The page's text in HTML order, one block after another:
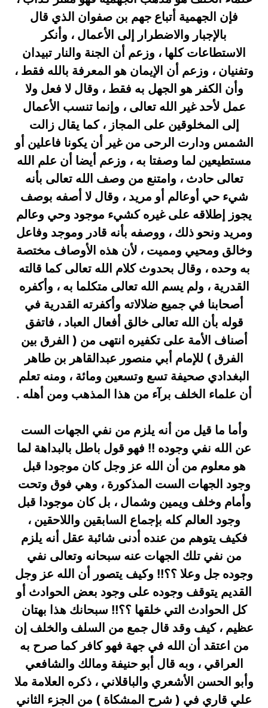
فإن الجهمية أتباع جهم بن صفوان الذي قال
بالإجبار والاضطرار إلى الأعمال ، وأنكر
الاستطاعات كلها ، وزعم أن الجنة والنار تبيدان
وتفنيان ، وزعم أن الإيمان هو المعرفة بالله فقط ،
وأن الكفر هو الجهل به فقط ، وقال لا فعل ولا
عمل لأحد غير الله تعالى ، وإنما تنسب الأعمال
إلى المخلوقين على المجاز ، كما يقال زالت
الشمس ودارت الرحى من غير أن يكونا فاعلين أو
مستطيعين لما وصفتا به ، وزعم أيضا أن علم الله
تعالى حادث ، وامتنع من وصف الله تعالى بأنه
شيء حي أوعالم أو مريد ، وقال لا أصفه بوصف
يجوز إطلاقه على غيره كشيء موجود وحي وعالم
ومريد ونحو ذلك ، ووصفه بأنه قادر وموجد وفاعل
وخالق ومحيي ومميت ، لأن هذه الأوصاف مختصة
به وحده ، وقال بحدوث كلام الله تعالى كما قالته
القدرية ، ولم يسم الله تعالى متكلما به ، وأكفره
أصحابنا في جميع ضلالاته وأكفرته القدرية في
قوله بأن الله تعالى خالق أفعال العباد ، فاتفق
أصناف الأمة على تكفيره انتهى من ( الفرق بين
الفرق ) للإمام أبي منصور عبدالقاهر بن طاهر
البغدادي صحيفة تسع وتسعين ومائة ، ومنه تعلم
أن علماء الخلف برآء من هذا المذهب ومن أهله .
وأما ما قيل من أنه يلزم من نفي الجهات الست
عن الله نفي وجوده !! فهو قول باطل بالبداهة لما
هو معلوم من أن الله عز وجل كان موجودا قبل
وجود الجهات الست المذكورة ، وهي فوق وتحت
وأمام وخلف ويمين وشمال ، بل كان موجودا قبل
وجود العالم كله بإجماع السابقين واللاحقين ،
فكيف يتوهم من عنده أدنى شائبة عقل أنه يلزم
من نفي تلك الجهات عنه سبحانه وتعالى نفي
وجوده جل وعلا ؟؟!! وكيف يتصور أن الله عز وجل
القديم يتوقف وجوده على وجود بعض الحوادث أو
كل الحوادث التي خلقها ؟؟!! سبحانك هذا بهتان
عظيم ، كيف وقد قال جمع من السلف والخلف إن
من اعتقد أن الله في جهة فهو كافر كما صرح به
العراقي ، وبه قال أبو حنيفة ومالك والشافعي
وأبو الحسن الأشعري والباقلاني ، ذكره العلامة ملا
علي قاري في ( شرح المشكاة ) من الجزء الثاني